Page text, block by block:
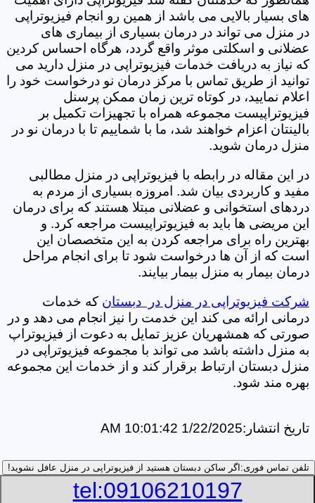
های بسیار بالایی می باشد از همین رو انجام فیزیوتراپی
در منزل می تواند در درمان بسیاری از بیماری های
عضلانی و اسکلتی موثر واقع گردد، هرگاه احساس کردین
که نیاز به دریافت خدمات فیزیوتراپی در منزل دارید می
توانید از طریق تماس با مرکز درمان نو درخواست خود را
اعلام نمایید، در کوتاه ترین زمان ممکن پرسنل
فیزیوتراپیست مجموعه همراه با تجهیزات تکمیل بر
بالینتان اعزام خواهند شد، ما با شماییم تا با درمان نو در
منزل درمان شوید.
در این مقاله در رابطه با فیزیوتراپی در منزل مطالبی
مفید و کاربردی بیان شد. امروزه بسیاری از مردم به
دردهای استخوانی و عضلانی مبتلا هستند که برای درمان
این مریضی ها باید به فیزیوتراپیست مراجعه کرد. و
بهترین راه برای مراجعه کردن به این متخصصان این
است که از آن ها درخواست شود تا برای انجام مراحل
درمان بیمار به منزل بیمار بیایند.
شرکت فیزیوتراپی در منزل در دبستان که خدمات
درمانی ارائه می کند این خدمت را نیز انجام می دهد و در
صورتی که همشهریان عزیز تمایل به دعوت از فیزیوتراپ
به منزل داشته باشد می تواند با مجموعه فیزیوتراپی در
منزل دبستان ارتباط برقرار کند و از خدمات این مجموعه
بهره مند شود.
تاریخ انتشار:1/22/2025 10:01:42 AM
تلفن تماس فوری: اگر ساکن دبستان هستید از فیزیوتراپی در منزل عافل نشوید!
tel:09106210197